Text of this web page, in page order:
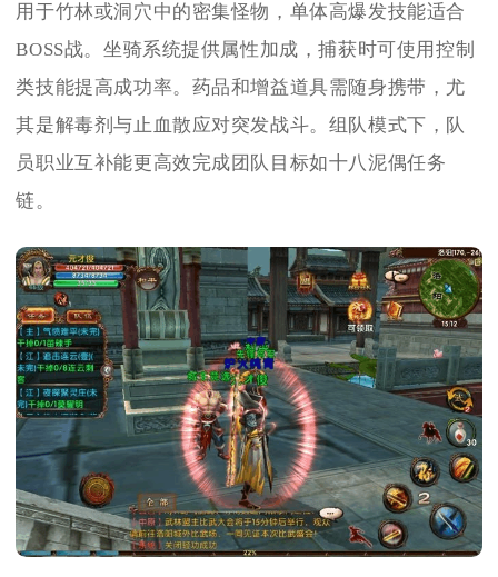
用于竹林或洞穴中的密集怪物，单体高爆发技能适合
BOSS战。坐骑系统提供属性加成，捕获时可使用控制
类技能提高成功率。药品和增益道具需随身携带，尤
其是解毒剂与止血散应对突发战斗。组队模式下，队
员职业互补能更高效完成团队目标如十八泥偶任务
链。